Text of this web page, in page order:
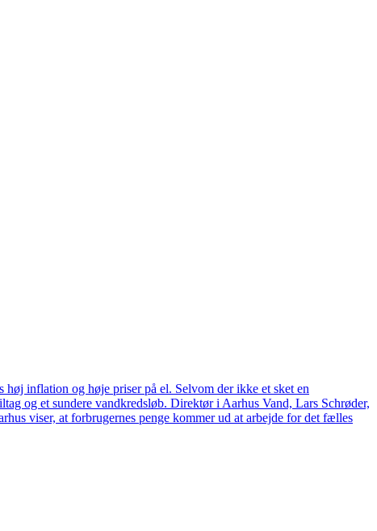
høj inflation og høje priser på el. Selvom der ikke et sket en
og et sundere vandkredsløb. Direktør i Aarhus Vand, Lars Schrøder,
viser, at forbrugernes penge kommer ud at arbejde for det fælles